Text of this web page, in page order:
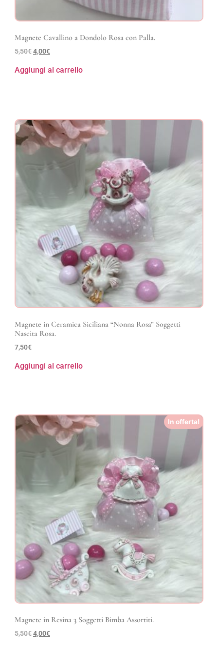
Magnete Cavallino a Dondolo Rosa con Palla.
5,50€4,00€
Aggiungi al carrello
Magnete in Ceramica Siciliana “Nonna Rosa” Soggetti
Nascita Rosa.
7,50€
Aggiungi al carrello
In offerta!
Magnete in Resina 3 Soggetti Bimba Assortiti.
5,50€4,00€